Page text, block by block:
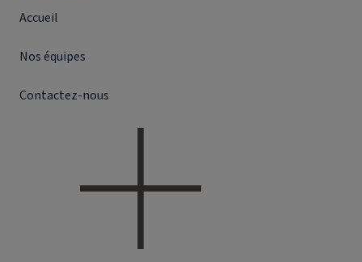
Accueil
Nos équipes
Contactez-nous